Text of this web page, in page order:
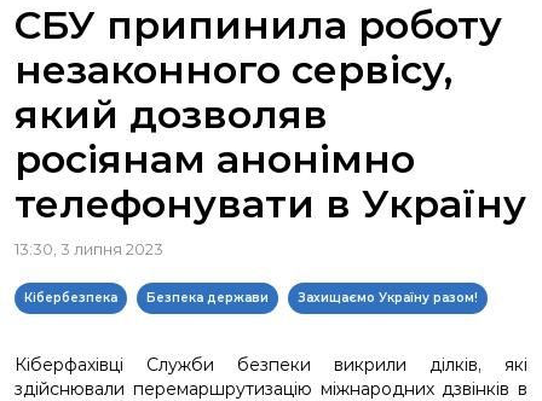
ВІДЕОГАЛЕРЕЯ
КОНТАКТИ ПРЕСЦЕНТРУ
СБУ припинила роботу
незаконного сервісу,
який дозволяв
росіянам анонімно
телефонувати в Україну
13:30, 3 липня 2023
Кібербезпека Безпека держави Захищаємо Україну разом!
Кіберфахівці Служби безпеки викрили ділків, які
здійснювали перемаршрутизацію міжнародних дзвінків в